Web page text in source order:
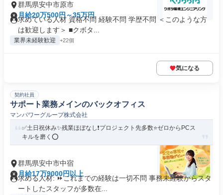
群馬県安中市原市
月給20万500円～35万円
求めている人材 資格不問 経験不問 学歴不問 ＜このような方
は歓迎します＞ ■クボタ...
業界未経験歓迎 +22個
気になる
契約社員
サポート業務メインのバックオフィス
マンパワーグループ株式会社
✅土日祝休み✨残業ほぼなし❗️プロジェクト先多数⭐ゼロからPCス
キルを磨く⭕️
群馬県安中市中宿
月給17万9000円以上
求める人材: ⏩これまでの経験は一切不問 事務未経験からスタ
ートしたスタッフが多数在...